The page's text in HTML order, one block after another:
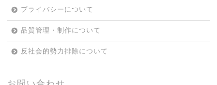
プライバシーについて
品質管理・制作について
反社会的勢力排除について